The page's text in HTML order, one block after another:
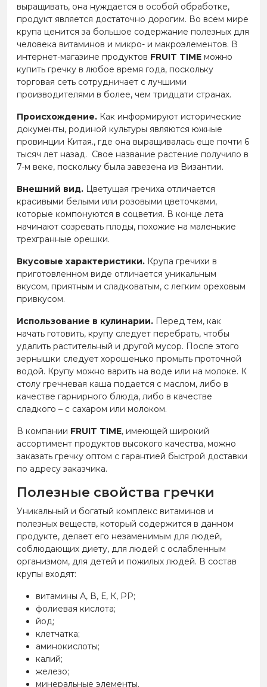
выращивать, она нуждается в особой обработке,
продукт является достаточно дорогим. Во всем мире
крупа ценится за большое содержание полезных для
человека витаминов и микро- и макроэлементов. В
интернет-магазине продуктов FRUIT TIME можно
купить гречку в любое время года, поскольку
торговая сеть сотрудничает с лучшими
производителями в более, чем тридцати странах.
Происхождение. Как информируют исторические
документы, родиной культуры являются южные
провинции Китая., где она выращивалась еще почти 6
тысяч лет назад. Свое название растение получило в
7-м веке, поскольку была завезена из Византии.
Внешний вид. Цветущая гречиха отличается
красивыми белыми или розовыми цветочками,
которые компонуются в соцветия. В конце лета
начинают созревать плоды, похожие на маленькие
трехгранные орешки.
Вкусовые характеристики. Крупа гречихи в
приготовленном виде отличается уникальным
вкусом, приятным и сладковатым, с легким ореховым
привкусом.
Использование в кулинарии. Перед тем, как
начать готовить, крупу следует перебрать, чтобы
удалить растительный и другой мусор. После этого
зернышки следует хорошенько промыть проточной
водой. Крупу можно варить на воде или на молоке. К
столу гречневая каша подается с маслом, либо в
качестве гарнирного блюда, либо в качестве
сладкого – с сахаром или молоком.
В компании FRUIT TIME, имеющей широкий
ассортимент продуктов высокого качества, можно
заказать гречку оптом с гарантией быстрой доставки
по адресу заказчика.
Полезные свойства гречки
Уникальный и богатый комплекс витаминов и
полезных веществ, который содержится в данном
продукте, делает его незаменимым для людей,
соблюдающих диету, для людей с ослабленным
организмом, для детей и пожилых людей. В состав
крупы входят:
витамины А, В, Е, К, РР;
фолиевая кислота;
йод;
клетчатка;
аминокислоты;
калий;
железо;
минеральные элементы.